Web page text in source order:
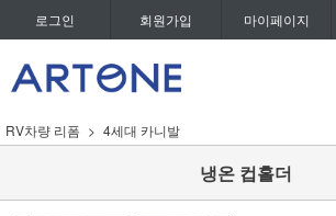
로그인 회원가입 마이페이지
RV차량 리폼 4세대 카니발
냉온 컵홀더